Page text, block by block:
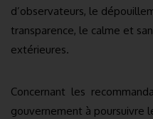
d’observateurs, le
transparence, le calme et
extérieures.
Concernant les
gouvernement à poursuivre